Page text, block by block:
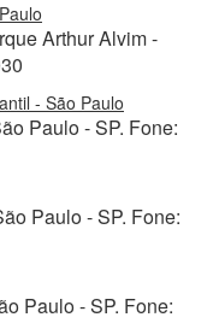
Arthur Alvim -
- São Paulo
Paulo - SP. Fone:
Paulo - SP. Fone:
Paulo - SP. Fone: